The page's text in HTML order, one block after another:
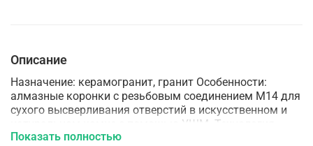
Описание
Назначение: керамогранит, гранит Особенности:
алмазные коронки с резьбовым соединением М14 для
сухого высверливания отверстий в искусственном и
натуральном камне с помощью УШМ. Технология
производства: вакуумная пайка
Показать полностью